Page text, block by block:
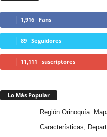
1,916 Fans
89 Seguidores
11,111 suscriptores
Lo Más Popular
Región Orinoquía:
Características,